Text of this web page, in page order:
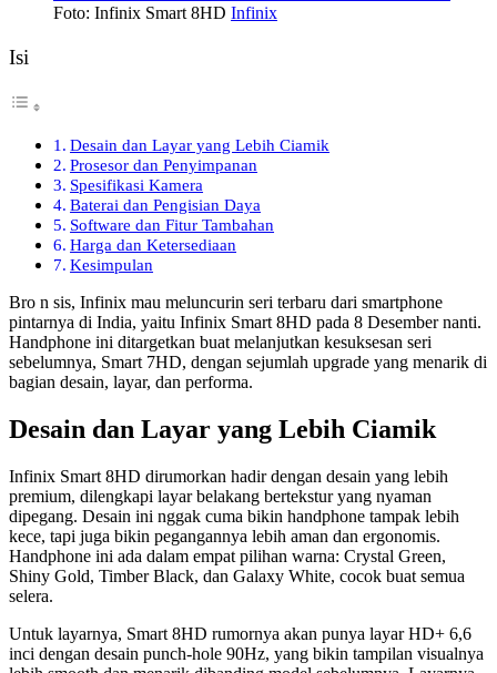
Foto: Infinix Smart 8HD Infinix
Isi
Desain dan Layar yang Lebih Ciamik
Prosesor dan Penyimpanan
Spesifikasi Kamera
Baterai dan Pengisian Daya
Software dan Fitur Tambahan
Harga dan Ketersediaan
Kesimpulan
Bro n sis, Infinix mau meluncurin seri terbaru dari smartphone
pintarnya di India, yaitu Infinix Smart 8HD pada 8 Desember nanti.
Handphone ini ditargetkan buat melanjutkan kesuksesan seri
sebelumnya, Smart 7HD, dengan sejumlah upgrade yang menarik di
bagian desain, layar, dan performa.
Desain dan Layar yang Lebih Ciamik
Infinix Smart 8HD dirumorkan hadir dengan desain yang lebih
premium, dilengkapi layar belakang bertekstur yang nyaman
dipegang. Desain ini nggak cuma bikin handphone tampak lebih
kece, tapi juga bikin pegangannya lebih aman dan ergonomis.
Handphone ini ada dalam empat pilihan warna: Crystal Green,
Shiny Gold, Timber Black, dan Galaxy White, cocok buat semua
selera.
Untuk layarnya, Smart 8HD rumornya akan punya layar HD+ 6,6
inci dengan desain punch-hole 90Hz, yang bikin tampilan visualnya